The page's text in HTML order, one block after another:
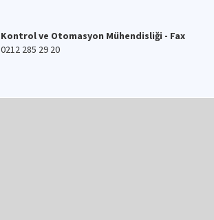
Kontrol ve Otomasyon Mühendisliği - Fax
0212 285 29 20